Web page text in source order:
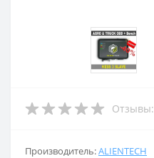
Отзывы:
Производитель:ALIENTECH